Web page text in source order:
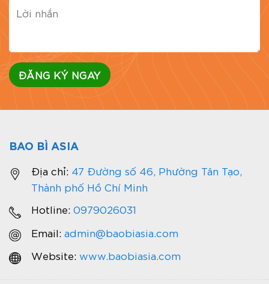
BAO BÌ ASIA
Địa chỉ: 47 Đường số 46, Phường Tân Tạo,
Thành phố Hồ Chí Minh
Hotline: 0979026031
Email: admin@baobiasia.com
Website: www.baobiasia.com